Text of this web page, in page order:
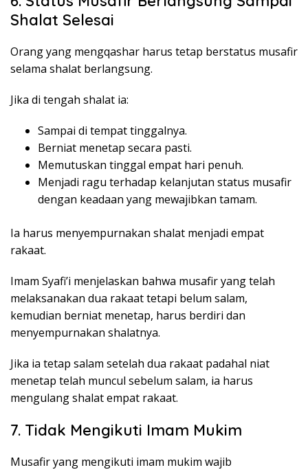
Shalat Selesai
Orang yang mengqashar harus tetap berstatus musafir
selama shalat berlangsung.
Jika di tengah shalat ia:
Sampai di tempat tinggalnya.
Berniat menetap secara pasti.
Memutuskan tinggal empat hari penuh.
Menjadi ragu terhadap kelanjutan status musafir
dengan keadaan yang mewajibkan tamam.
Ia harus menyempurnakan shalat menjadi empat
rakaat.
Imam Syafi’i menjelaskan bahwa musafir yang telah
melaksanakan dua rakaat tetapi belum salam,
kemudian berniat menetap, harus berdiri dan
menyempurnakan shalatnya.
Jika ia tetap salam setelah dua rakaat padahal niat
menetap telah muncul sebelum salam, ia harus
mengulang shalat empat rakaat.
7. Tidak Mengikuti Imam Mukim
Musafir yang mengikuti imam mukim wajib